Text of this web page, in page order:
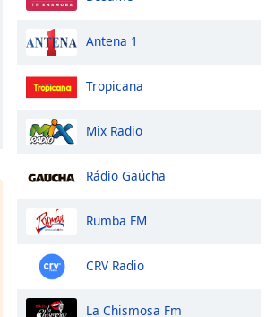
Antena 1
Tropicana
Mix Radio
Rádio Gaúcha
Rumba FM
CRV Radio
La Chismosa Fm